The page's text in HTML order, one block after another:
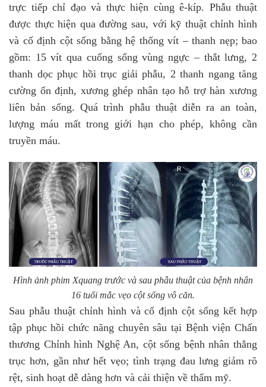
trực tiếp chỉ đạo và thực hiện cùng ê-kíp. Phẫu thuật
được thực hiện qua đường sau, với kỹ thuật chỉnh hình
và cố định cột sống bằng hệ thống vít – thanh nẹp; bao
gồm: 15 vít qua cuống sống vùng ngực – thắt lưng, 2
thanh dọc phục hồi trục giải phẫu, 2 thanh ngang tăng
cường ổn định, xương ghép nhân tạo hỗ trợ hàn xương
liên bản sống. Quá trình phẫu thuật diễn ra an toàn,
lượng máu mất trong giới hạn cho phép, không cần
truyền máu.
Hình ảnh phim Xquang trước và sau phẫu thuật của bệnh nhân
16 tuổi mắc vẹo cột sống vô căn.
Sau phẫu thuật chỉnh hình và cố định cột sống kết hợp
tập phục hồi chức năng chuyên sâu tại Bệnh viện Chấn
thương Chỉnh hình Nghệ An, cột sống bệnh nhân thẳng
trục hơn, gần như hết vẹo; tình trạng đau lưng giảm rõ
rệt, sinh hoạt dễ dàng hơn và cải thiện về thẩm mỹ.